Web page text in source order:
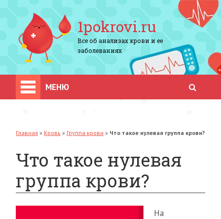
1pokrovi.ru
Все об анализах крови и ее
заболеваниях
МЕНЮ
Главная » Кровь » Группа крови » Что такое нулевая группа крови?
Что такое нулевая
группа крови?
На